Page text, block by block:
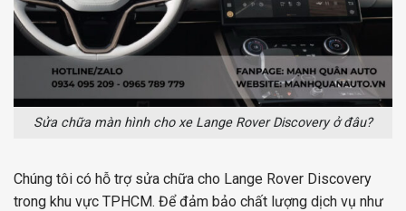
Sửa chữa màn hình cho xe Lange Rover Discovery ở đâu?
Chúng tôi có hỗ trợ sửa chữa cho Lange Rover Discovery
trong khu vực TPHCM. Để đảm bảo chất lượng dịch vụ như